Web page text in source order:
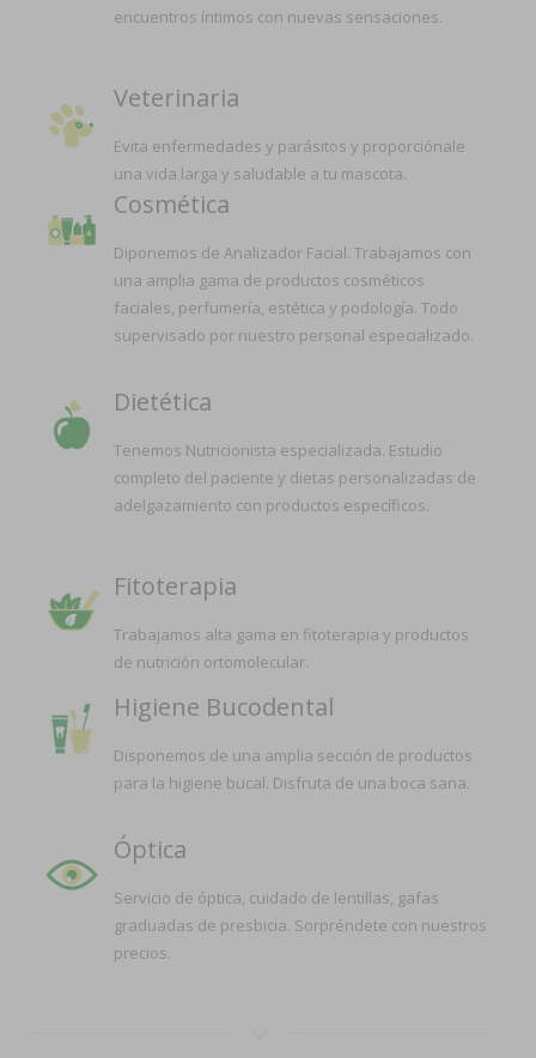
encuentros íntimos con nuevas sensaciones.
Veterinaria
Evita enfermedades y parásitos y proporciónale
una vida larga y saludable a tu mascota.
Cosmética
Diponemos de Analizador Facial. Trabajamos con
una amplia gama de productos cosméticos
faciales, perfumería, estética y podología. Todo
supervisado por nuestro personal especializado.
Dietética
Tenemos Nutricionista especializada. Estudio
completo del paciente y dietas personalizadas de
adelgazamiento con productos específicos.
Fitoterapia
Trabajamos alta gama en fitoterapia y productos
de nutrición ortomolecular.
Higiene Bucodental
Disponemos de una amplia sección de productos
para la higiene bucal. Disfruta de una boca sana.
Óptica
Servicio de óptica, cuidado de lentillas, gafas
graduadas de presbicia. Sorpréndete con nuestros
precios.